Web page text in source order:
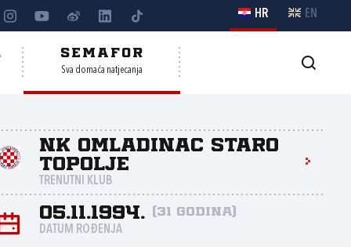
HR EN
SEMAFOR
Sva domaća natjecanja
NK Omladinac Staro
Topolje
TRENUTNI KLUB
05.11.1994. (31 godina)
DATUM ROĐENJA